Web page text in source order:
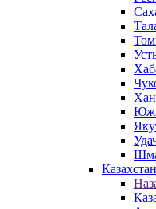
Казахстан